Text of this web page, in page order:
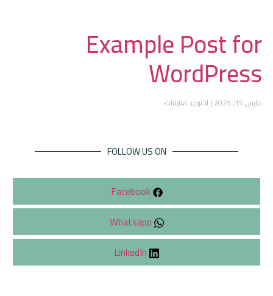
Example Post for
WordPress
مارس 15, 2025 لا توجد تعليقات
FOLLOW US ON
Facebook